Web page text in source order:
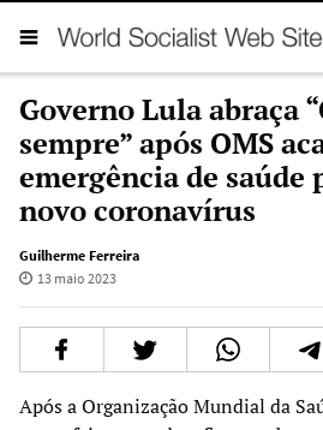
Governo Lula abraça
sempre” após OMS
emergência de saúde
novo coronavírus
Guilherme Ferreira
13 maio 2023
Após a Organização Mundial da